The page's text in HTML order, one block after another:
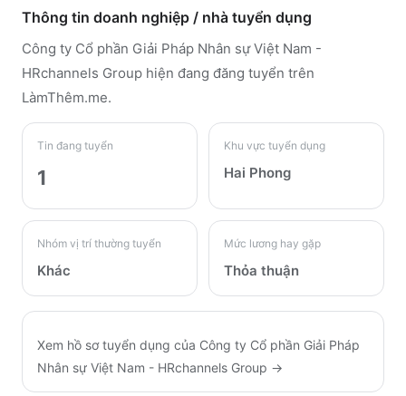
Thông tin doanh nghiệp / nhà tuyển dụng
Công ty Cổ phần Giải Pháp Nhân sự Việt Nam -
HRchannels Group hiện đang đăng tuyển trên
LàmThêm.me.
Tin đang tuyển
1
Khu vực tuyển dụng
Hai Phong
Nhóm vị trí thường tuyển
Khác
Mức lương hay gặp
Thỏa thuận
Xem hồ sơ tuyển dụng của Công ty Cổ phần Giải Pháp
Nhân sự Việt Nam - HRchannels Group →